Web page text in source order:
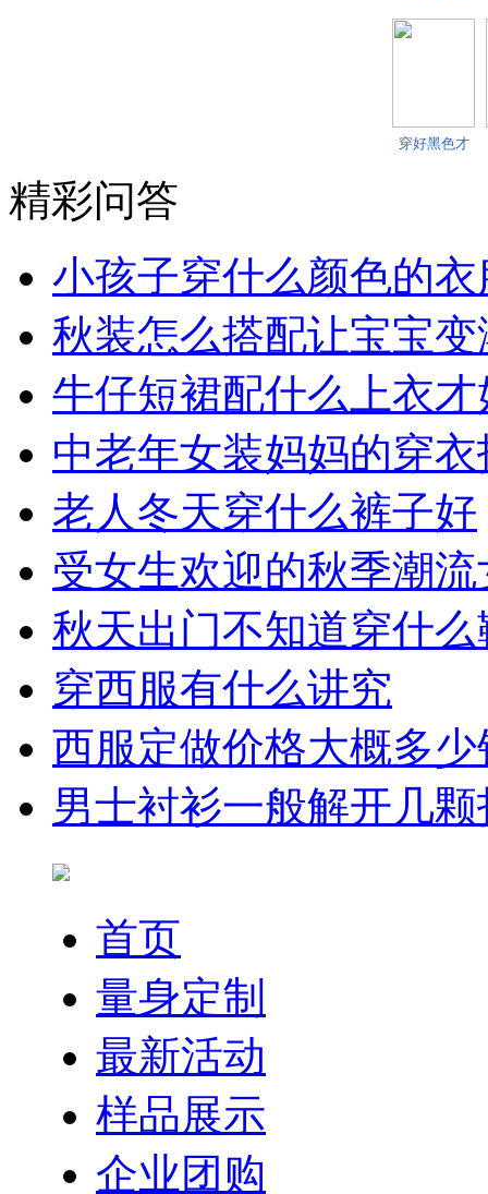
还
穿好黑色才
精彩问答
小孩子穿什么颜色的
秋装怎么搭配让宝宝变
牛仔短裙配什么上衣才
中老年女装妈妈的穿
老人冬天穿什么裤子好
受女生欢迎的秋季潮
秋天出门不知道穿什么
穿西服有什么讲究
西服定做价格大概多少
男士衬衫一般解开几
首页
量身定制
最新活动
样品展示
企业团购